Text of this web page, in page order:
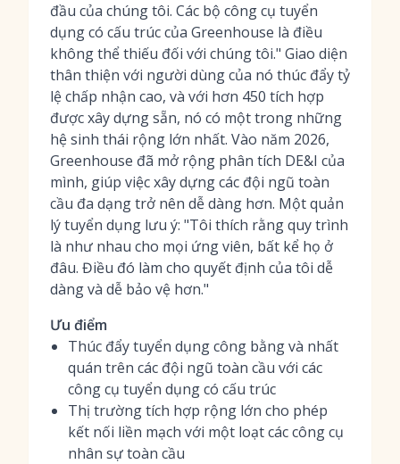
đầu của chúng tôi. Các bộ công cụ tuyển
dụng có cấu trúc của Greenhouse là điều
không thể thiếu đối với chúng tôi." Giao diện
thân thiện với người dùng của nó thúc đẩy tỷ
lệ chấp nhận cao, và với hơn 450 tích hợp
được xây dựng sẵn, nó có một trong những
hệ sinh thái rộng lớn nhất. Vào năm 2026,
Greenhouse đã mở rộng phân tích DE&I của
mình, giúp việc xây dựng các đội ngũ toàn
cầu đa dạng trở nên dễ dàng hơn. Một quản
lý tuyển dụng lưu ý: "Tôi thích rằng quy trình
là như nhau cho mọi ứng viên, bất kể họ ở
đâu. Điều đó làm cho quyết định của tôi dễ
dàng và dễ bảo vệ hơn."
Ưu điểm
Thúc đẩy tuyển dụng công bằng và nhất
quán trên các đội ngũ toàn cầu với các
công cụ tuyển dụng có cấu trúc
Thị trường tích hợp rộng lớn cho phép
kết nối liền mạch với một loạt các công cụ
nhân sự toàn cầu